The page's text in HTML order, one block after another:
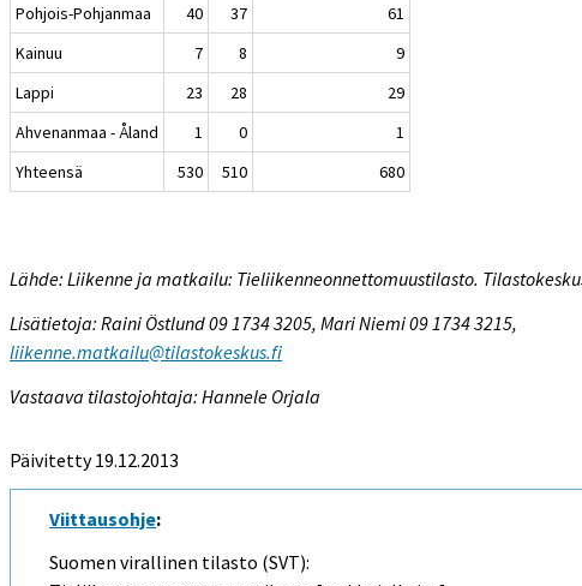
Pohjois-Pohjanmaa
40 37
61
Kainuu
7 8
9
Lappi
23 28
29
Ahvenanmaa - Åland
1 0
1
Yhteensä
530 510 680
Lähde: Liikenne ja matkailu: Tieliikenneonnettomuustilasto.
Lisätietoja: Raini Östlund 09 1734 3205, Mari Niemi 09 1734 3215,
liikenne.matkailu@tilastokeskus.fi
Vastaava tilastojohtaja: Hannele Orjala
Päivitetty 19.12.2013
Viittausohje:
Suomen virallinen tilasto (SVT):